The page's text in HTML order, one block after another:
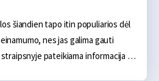
šiandien tapo itin populiarios dėl
nes jas galima gauti
pateikiama informacija